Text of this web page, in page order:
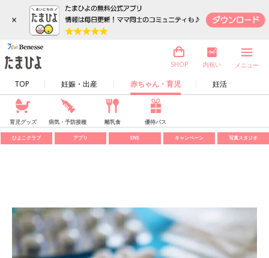
×
TOP 妊娠・出産 赤ちゃん・育児 妊活
SHOP 内祝い メニュー
育児グッズ 病気・予防接種 離乳食 優待パス
ひよこクラブ アプリ SNS キャンペーン 写真スタジオ